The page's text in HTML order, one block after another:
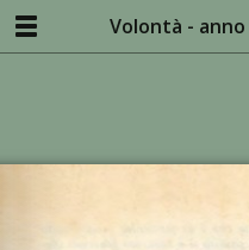
Volontà - anno